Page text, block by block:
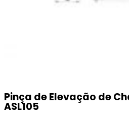
Pinça de Elevação de
ASL105